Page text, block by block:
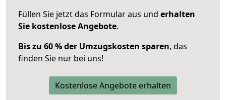
Füllen Sie jetzt das Formular aus und erhalten
Sie kostenlose Angebote.
Bis zu 60 % der Umzugskosten sparen, das
finden Sie nur bei uns!
Kostenlose Angebote erhalten